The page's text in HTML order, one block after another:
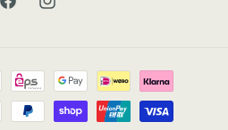
FacebookInstagram